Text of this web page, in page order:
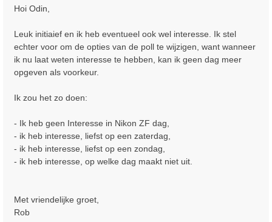
r
h
t
Hoi Odin,
Leuk initiaief en ik heb eventueel ook wel interesse. Ik stel
echter voor om de opties van de poll te wijzigen, want wanneer
ik nu laat weten interesse te hebben, kan ik geen dag meer
opgeven als voorkeur.
Ik zou het zo doen:
- Ik heb geen Interesse in Nikon ZF dag,
- ik heb interesse, liefst op een zaterdag,
- ik heb interesse, liefst op een zondag,
- ik heb interesse, op welke dag maakt niet uit.
Met vriendelijke groet,
Rob